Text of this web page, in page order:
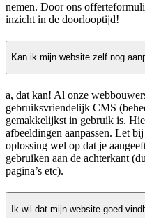
nemen. Door ons
inzicht in de doorlooptijd!
Kan ik mijn website zelf nog
a, dat kan! Al onze
gebruiksvriendelijk CMS
gemakkelijkst in gebruik is.
afbeeldingen aanpassen. Let
oplossing wel op dat je
gebruiken aan de achterkant
pagina’s etc).
Ik wil dat mijn website goed